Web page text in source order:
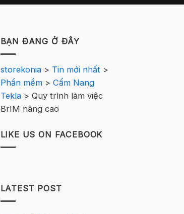
BẠN ĐANG Ở ĐÂY
storekonia> Tin mới nhất>
Phần mềm> Cẩm Nang
Tekla> Quy trình làm việc
BrIM nâng cao
LIKE US ON FACEBOOK
LATEST POST